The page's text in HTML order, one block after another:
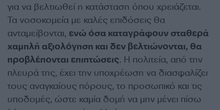
για να βελτιωθεί η κατάσταση όπου χρειάζεται.
Τα νοσοκομεία με καλές επιδόσεις θα
ανταμείβονται, ενώ όσα καταγράφουν σταθερά
χαμηλή αξιολόγηση και δεν βελτιώνονται, θα
προβλέπονται επιπτώσεις. Η πολιτεία, από την
πλευρά της, έχει την υποχρέωση να διασφαλίζει
τους αναγκαίους πόρους, το προσωπικό και τις
υποδομές, ώστε καμία δομή να μην μένει πίσω